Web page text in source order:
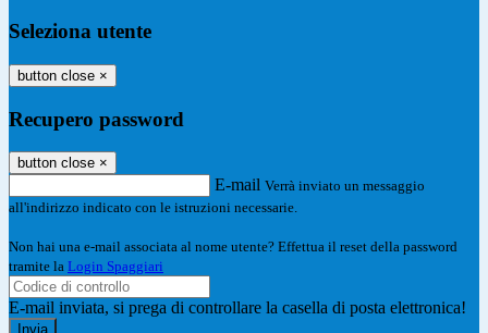
Seleziona utente
button close ×
Recupero password
button close ×
E-mail Verrà inviato un messaggio
all'indirizzo indicato con le istruzioni necessarie.
Non hai una e-mail associata al nome utente? Effettua il reset della password
tramite la Login Spaggiari
E-mail inviata, si prega di controllare la casella di posta elettronica!